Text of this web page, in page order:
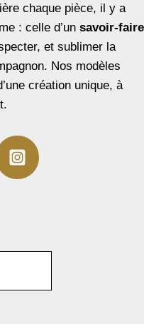
chaque pièce, il y a
: celle d’un savoir-faire
et sublimer la
Nos modèles
création unique, à